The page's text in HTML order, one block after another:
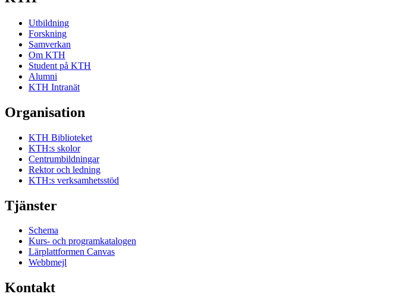
Utbildning
Forskning
Samverkan
Om KTH
Student på KTH
Alumni
KTH Intranät
Organisation
KTH Biblioteket
KTH:s skolor
Centrumbildningar
Rektor och ledning
KTH:s verksamhetsstöd
Tjänster
Schema
Kurs- och programkatalogen
Lärplattformen Canvas
Webbmejl
Kontakt